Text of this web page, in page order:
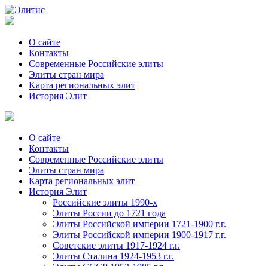
О сайте
Контакты
Современные Российские элиты
Элиты стран мира
Kартa региональных элит
История Элит
О сайте
Контакты
Современные Российские элиты
Элиты стран мира
Картa региональных элит
История Элит
Российские элиты 1990-х
Элиты России до 1721 года
Элиты Российской империи 1721-1900 г.г.
Элиты Российской империи 1900-1917 г.г.
Советские элиты 1917-1924 г.г.
Элиты Сталина 1924-1953 г.г.